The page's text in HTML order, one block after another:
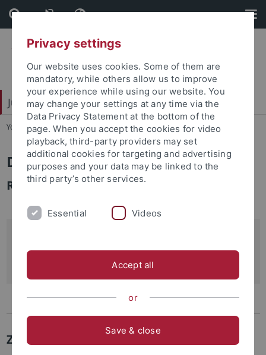
Skip
to
content
Skip
to
footer
Juristische Fakultät
You are here: Startseite ... Klein, Oliver
Dr. iur. Oliver Klein
Richter am Bundesgerichtshof
oliver.klein@uni-tuebingen.de
Sprechstunde: Nach der Vorlesung
Zur Person
Privacy settings
Our website uses cookies. Some of them are
mandatory, while others allow us to improve
your experience while using our website. You
may change your settings at any time via the
Data Privacy Statement at the bottom of the
page. When you accept the cookies for video
playback, third-party providers may set
additional cookies for targeting and advertising
purposes and your data may be linked to the
third party’s other services.
Essential Videos
Accept all
or
Save & close